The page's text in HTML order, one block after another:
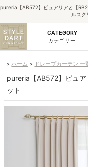
pureria【AB572】ピュアリアと【
ルスク
CATEGORY
カテゴリー
ホーム ドレープカーテン 一
pureria【AB572】ピュ
ット